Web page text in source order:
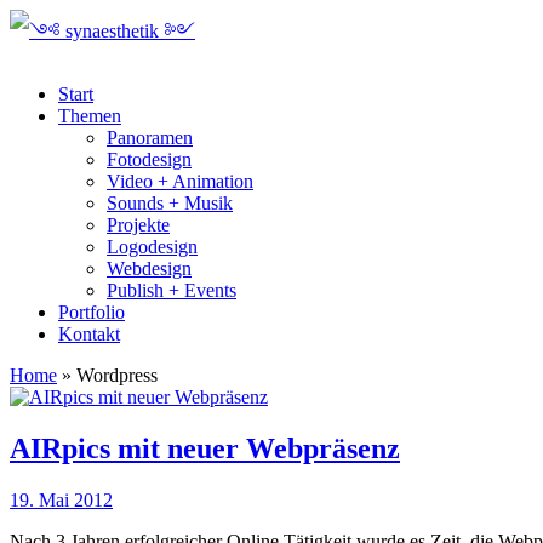
Start
Themen
Panoramen
Fotodesign
Video + Animation
Sounds + Musik
Projekte
Logodesign
Webdesign
Publish + Events
Portfolio
Kontakt
Home » Wordpress
AIRpics mit neuer Webpräsenz
19. Mai 2012